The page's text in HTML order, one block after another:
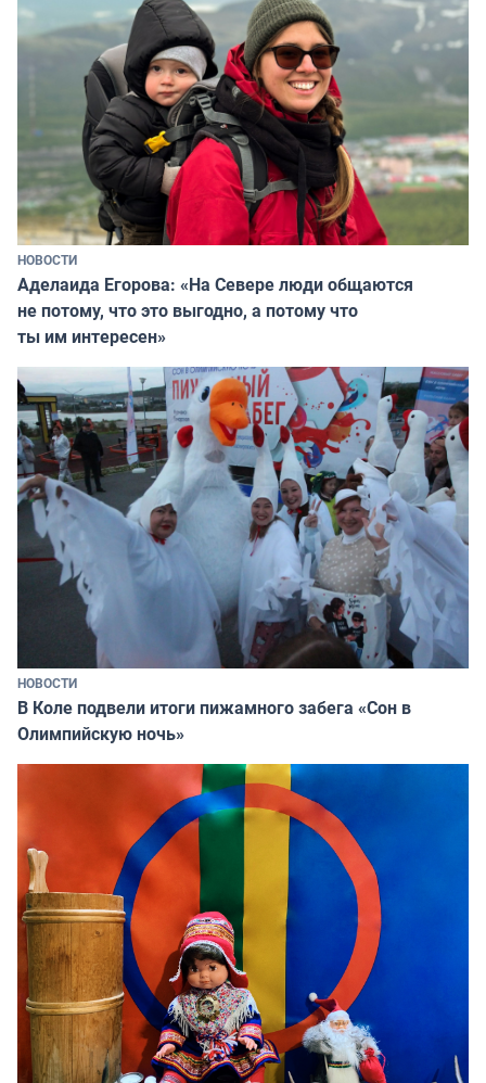
НОВОСТИ
Аделаида Егорова: «На Севере люди общаются
не потому, что это выгодно, а потому что
ты им интересен»
НОВОСТИ
В Коле подвели итоги пижамного забега «Сон в
Олимпийскую ночь»